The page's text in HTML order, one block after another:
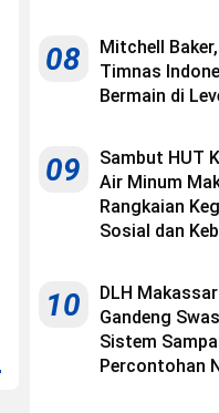
08
Mitchell
Timnas
Bermain di
09
Sambut HUT
Air Minum
Rangkaian
Sosial dan
10
DLH
Gandeng
Sistem
Percontohan